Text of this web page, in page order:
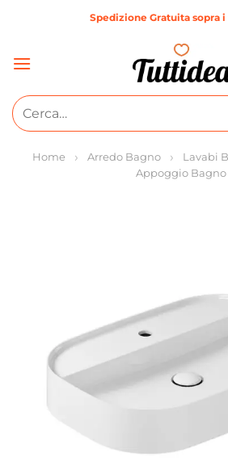
Spedizione Gratuita sopra
Cerca:
Home Arredo Bagno Lavabi
Appoggio Bagno